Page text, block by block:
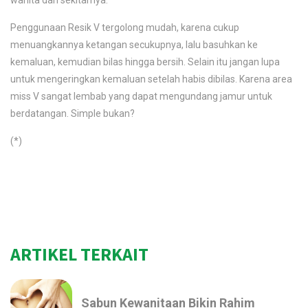
Penggunaan Resik V tergolong mudah, karena cukup
menuangkannya ketangan secukupnya, lalu basuhkan ke
kemaluan, kemudian bilas hingga bersih. Selain itu jangan lupa
untuk mengeringkan kemaluan setelah habis dibilas. Karena area
miss V sangat lembab yang dapat mengundang jamur untuk
berdatangan. Simple bukan?
(*)
ARTIKEL TERKAIT
Sabun Kewanitaan Bikin Rahim